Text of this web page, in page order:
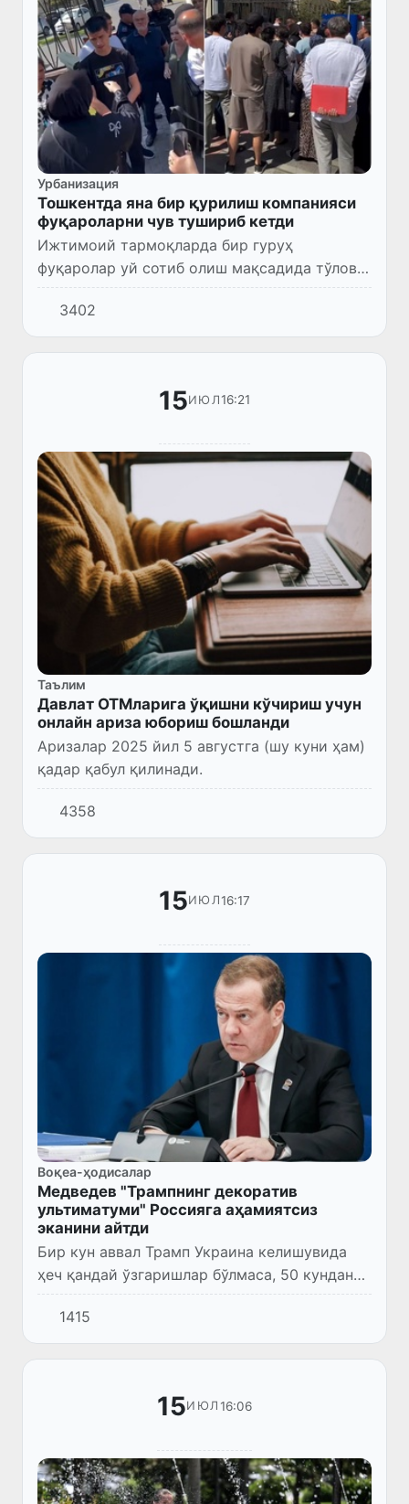
Урбанизация
Тошкентда яна бир қурилиш компанияси
фуқароларни чув тушириб кетди
Ижтимоий тармоқларда бир гуруҳ
фуқаролар уй сотиб олиш мақсадида тўлов
қилиб, алдангани ҳақида хабарлар тарқалди.
Қурилиш ва уй-жой коммунал хўжалиги
вазирлиги мазкур ҳолат юзасида...
3402
15ИЮЛ16:21
Таълим
Давлат ОТМларига ўқишни кўчириш учун
онлайн ариза юбориш бошланди
Аризалар 2025 йил 5 августга (шу куни ҳам)
қадар қабул қилинади.
4358
15ИЮЛ16:17
Воқеа-ҳодисалар
Медведев "Трампнинг декоратив
ультиматуми" Россияга аҳамиятсиз
эканини айтди
Бир кун аввал Трамп Украина келишувида
ҳеч қандай ўзгаришлар бўлмаса, 50 кундан
кейин Россияга 100 фоиз тарифлар жорий
этилишини эълон қилган эди. Медведев АҚШ
Президентининг ульти...
1415
15ИЮЛ 16:06